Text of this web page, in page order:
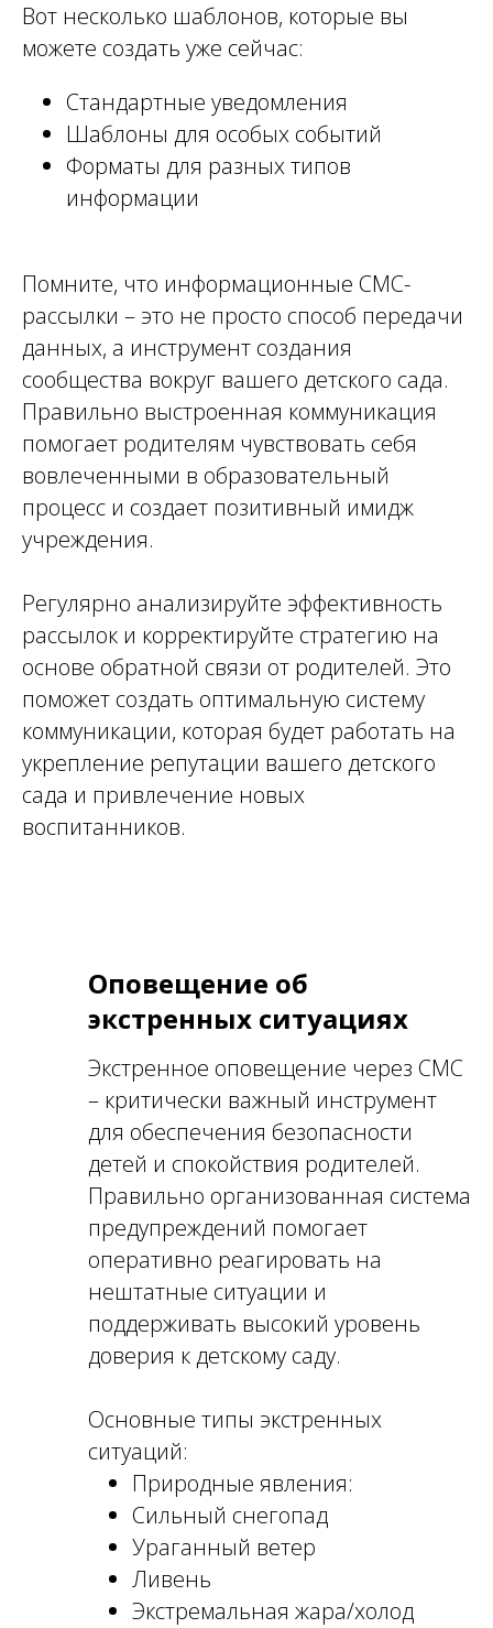
Вот несколько шаблонов, которые вы
можете создать уже сейчас:
Стандартные уведомления
Шаблоны для особых событий
Форматы для разных типов
информации
Помните, что информационные СМС-
рассылки – это не просто способ передачи
данных, а инструмент создания
сообщества вокруг вашего детского сада.
Правильно выстроенная коммуникация
помогает родителям чувствовать себя
вовлеченными в образовательный
процесс и создает позитивный имидж
учреждения.
Регулярно анализируйте эффективность
рассылок и корректируйте стратегию на
основе обратной связи от родителей. Это
поможет создать оптимальную систему
коммуникации, которая будет работать на
укрепление репутации вашего детского
сада и привлечение новых
воспитанников.
Оповещение об
экстренных ситуациях
Экстренное оповещение через СМС
– критически важный инструмент
для обеспечения безопасности
детей и спокойствия родителей.
Правильно организованная система
предупреждений помогает
оперативно реагировать на
нештатные ситуации и
поддерживать высокий уровень
доверия к детскому саду.
Основные типы экстренных
ситуаций:
Природные явления:
Сильный снегопад
Ураганный ветер
Ливень
Экстремальная жара/холод